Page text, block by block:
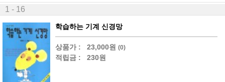
1 - 16
학습하는 기계 신경망
상품가 : 23,000원 (0)
적립금 : 230원